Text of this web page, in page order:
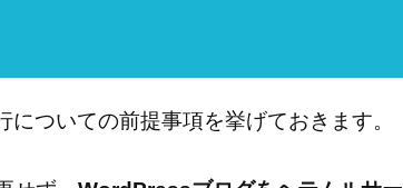
ついての前提事項を挙げておきます。